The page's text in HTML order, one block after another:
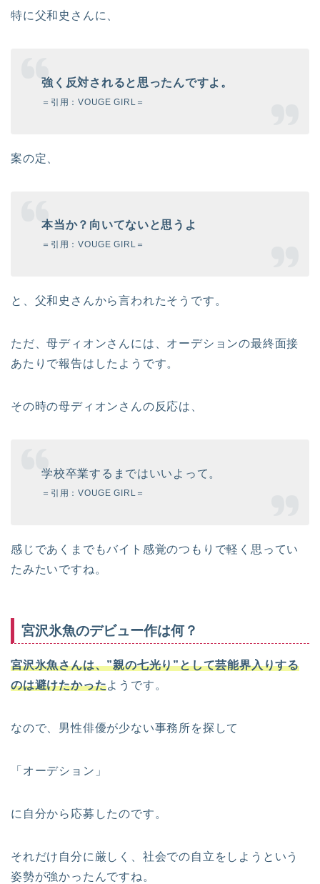
特に父和史さんに、
強く反対されると思ったんですよ。
＝引用：VOUGE GIRL＝
案の定、
本当か？向いてないと思うよ
＝引用：VOUGE GIRL＝
と、父和史さんから言われたそうです。
ただ、母ディオンさんには、オーデションの最終面接
あたりで報告はしたようです。
その時の母ディオンさんの反応は、
学校卒業するまではいいよって。
＝引用：VOUGE GIRL＝
感じであくまでもバイト感覚のつもりで軽く思ってい
たみたいですね。
宮沢氷魚のデビュー作は何？
宮沢氷魚さんは、”親の七光り”として芸能界入りする
のは避けたかったようです。
なので、男性俳優が少ない事務所を探して
「オーデション」
に自分から応募したのです。
それだけ自分に厳しく、社会での自立をしようという
姿勢が強かったんですね。